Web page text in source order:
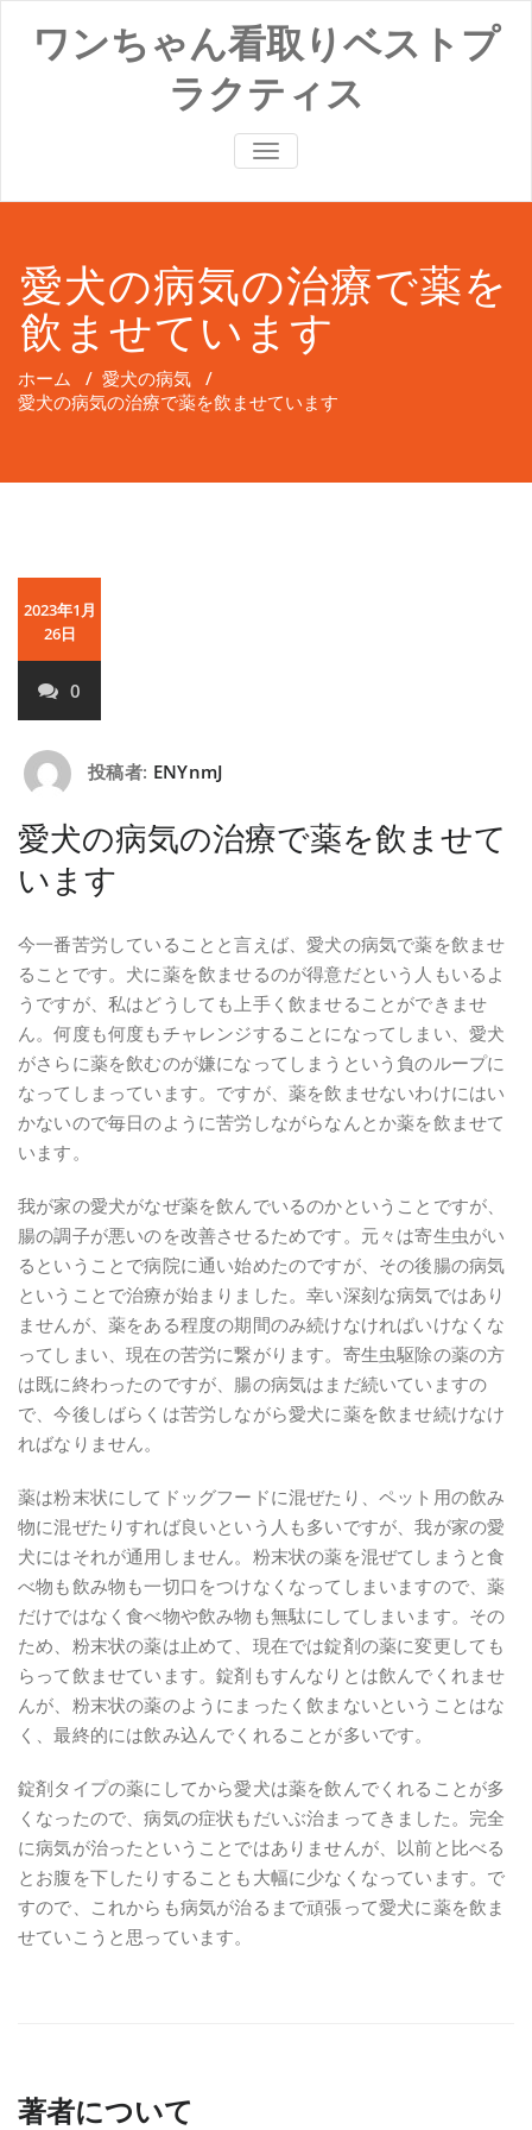
ッ
ワンちゃん看取りベストプ
ラクティス
ナ
ビ
ン
切
り
替
え
愛犬の病気の治療で薬を
飲ませています
ホーム / 愛犬の病気 /
愛犬の病気の治療で薬を飲ませています
2023年1月
26日
0
投稿者: ENYnmJ
愛犬の病気の治療で薬を飲ませて
います
今一番苦労していることと言えば、愛犬の病気で薬を飲ませ
ることです。犬に薬を飲ませるのが得意だという人もいるよ
うですが、私はどうしても上手く飲ませることができませ
ん。何度も何度もチャレンジすることになってしまい、愛犬
がさらに薬を飲むのが嫌になってしまうという負のループに
なってしまっています。ですが、薬を飲ませないわけにはい
かないので毎日のように苦労しながらなんとか薬を飲ませて
います。
我が家の愛犬がなぜ薬を飲んでいるのかということですが、
腸の調子が悪いのを改善させるためです。元々は寄生虫がい
るということで病院に通い始めたのですが、その後腸の病気
ということで治療が始まりました。幸い深刻な病気ではあり
ませんが、薬をある程度の期間のみ続けなければいけなくな
ってしまい、現在の苦労に繋がります。寄生虫駆除の薬の方
は既に終わったのですが、腸の病気はまだ続いていますの
で、今後しばらくは苦労しながら愛犬に薬を飲ませ続けなけ
ればなりません。
薬は粉末状にしてドッグフードに混ぜたり、ペット用の飲み
物に混ぜたりすれば良いという人も多いですが、我が家の愛
犬にはそれが通用しません。粉末状の薬を混ぜてしまうと食
べ物も飲み物も一切口をつけなくなってしまいますので、薬
だけではなく食べ物や飲み物も無駄にしてしまいます。その
ため、粉末状の薬は止めて、現在では錠剤の薬に変更しても
らって飲ませています。錠剤もすんなりとは飲んでくれませ
んが、粉末状の薬のようにまったく飲まないということはな
く、最終的には飲み込んでくれることが多いです。
錠剤タイプの薬にしてから愛犬は薬を飲んでくれることが多
くなったので、病気の症状もだいぶ治まってきました。完全
に病気が治ったということではありませんが、以前と比べる
とお腹を下したりすることも大幅に少なくなっています。で
すので、これからも病気が治るまで頑張って愛犬に薬を飲ま
せていこうと思っています。
著者について